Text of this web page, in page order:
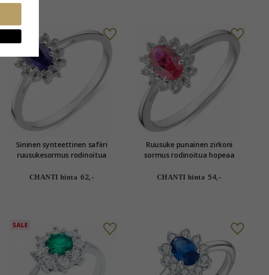
Sininen synteettinen safiiri
ruusukesormus rodinoitua
CHANTI hinta 62,-
Ruusuke punainen zirkoni
sormus rodinoitua hopeaa
CHANTI hinta 54,-
SALE